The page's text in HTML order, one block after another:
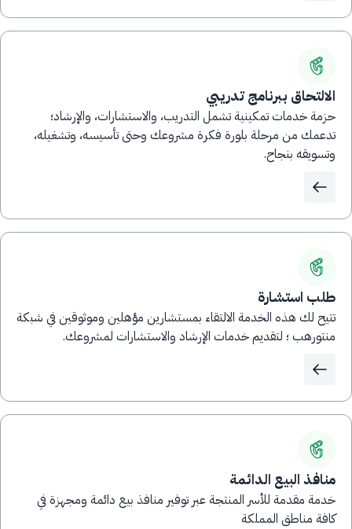
الالتحاق ببرنامج تدريبي
حزمة خدمات تمكينية تشمل التدريب، والاستشارات، والإرشاد؛
تدعمك من مرحلة بلورة فكرة مشروعك وحتى تأسيسه، وتشغيله،
وتسويقه بنجاح.
طلب استشارة
تتيح لك هذه الخدمة الالتقاء بمستشارين مؤهلين وموثوقين في شبكة
منتورهب ؛ لتقديم خدمات الإرشاد والاستشارات لمشروعك.
منافذ البيع الدائمة
خدمة مقدمة للأسر المنتجة عبر توفير منافذ بيع دائمة ومجهزة في
كافة مناطق المملكة